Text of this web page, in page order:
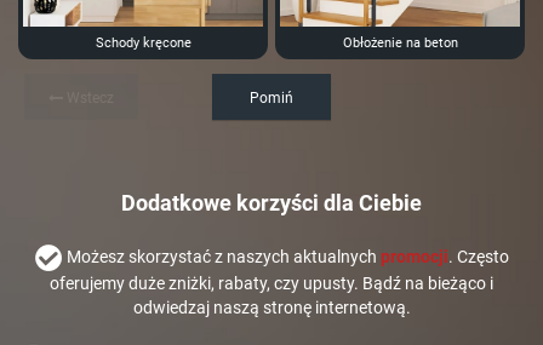
Schody kręcone Obłożenie na beton
Pomiń
Dodatkowe korzyści dla Ciebie
Możesz skorzystać z naszych aktualnych promocji. Często
oferujemy duże zniżki, rabaty, czy upusty. Bądź na bieżąco i
odwiedzaj naszą stronę internetową.